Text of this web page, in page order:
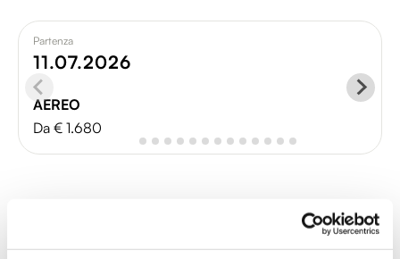
Partenza
11.07.2026
AEREO
Da € 1.680